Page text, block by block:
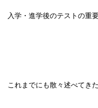
入学・進学後のテストの重
これまでにも散々述べてき